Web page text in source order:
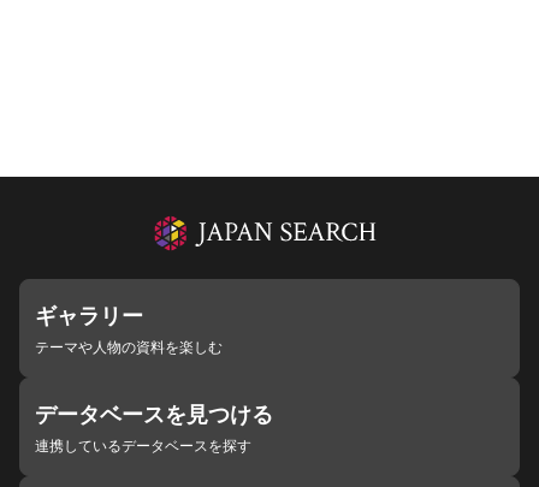
ギャラリー
テーマや人物の資料を楽しむ
データベースを見つける
連携しているデータベースを探す